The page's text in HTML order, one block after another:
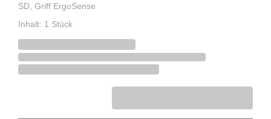
SD, Griff ErgoSense
Inhalt: 1 Stück